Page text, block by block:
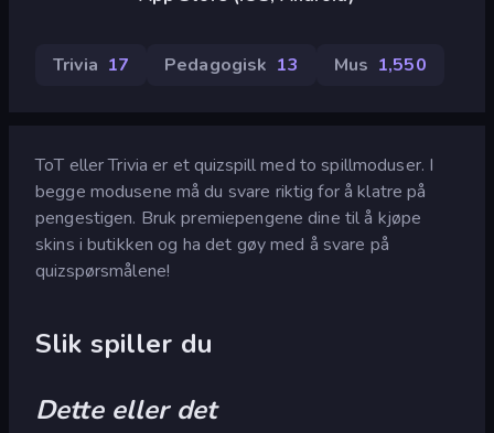
Trivia 17 Pedagogisk 13 Mus 1,550
ToT eller Trivia er et quizspill med to spillmoduser. I
begge modusene må du svare riktig for å klatre på
pengestigen. Bruk premiepengene dine til å kjøpe
skins i butikken og ha det gøy med å svare på
quizspørsmålene!
Slik spiller du
Dette eller det